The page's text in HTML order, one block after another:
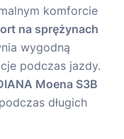
komforcie
na sprężynach
wygodną
podczas jazdy.
Moena S3B
długich